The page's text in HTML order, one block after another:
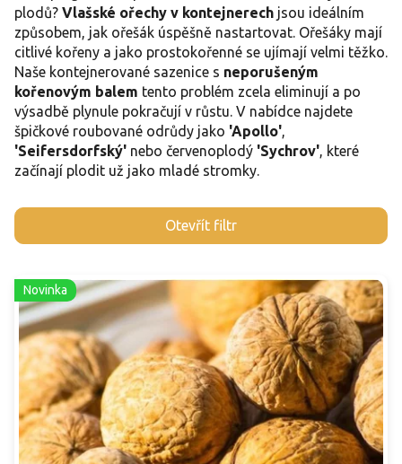
plodů? Vlašské ořechy v kontejnerech jsou ideálním
způsobem, jak ořešák úspěšně nastartovat. Ořešáky mají
citlivé kořeny a jako prostokořenné se ujímají velmi těžko.
Naše kontejnerované sazenice s neporušeným
kořenovým balem tento problém zcela eliminují a po
výsadbě plynule pokračují v růstu. V nabídce najdete
špičkové roubované odrůdy jako 'Apollo'
'Seifersdorfský' nebo červenoplodý 'Sychrov' , které
začínají plodit už jako mladé stromky.
Otevřít filtr
V
ý
i
p
r
o
d
u
k
t
ů
Novinka